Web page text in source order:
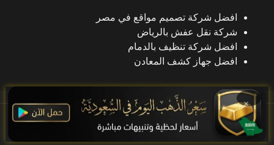
افضل شركة تصميم مواقع في مصر
شركة نقل عفش بالرياض
افضل شركة تنظيف بالدمام
افضل جهاز كشف المعادن
جميع الحقوق محفوظة
×